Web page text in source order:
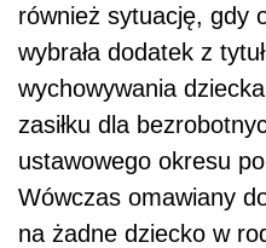
również sytuację, gdy
wybrała dodatek z
wychowywania
zasiłku dla
ustawowego okresu
Wówczas omawiany
na żadne dziecko w